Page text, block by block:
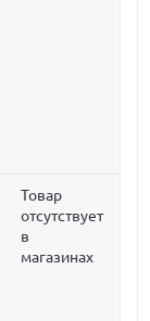
Товар
отсутствует
в
магазинах